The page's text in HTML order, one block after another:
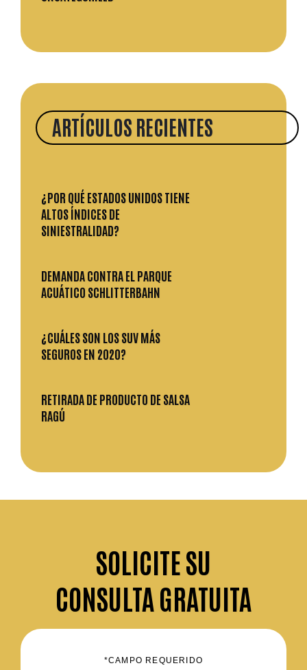
ARTÍCULOS RECIENTES
¿POR QUÉ ESTADOS UNIDOS TIENE
ALTOS ÍNDICES DE
SINIESTRALIDAD?
DEMANDA CONTRA EL PARQUE
ACUÁTICO SCHLITTERBAHN
¿CUÁLES SON LOS SUV MÁS
SEGUROS EN 2020?
RETIRADA DE PRODUCTO DE SALSA
RAGÚ
SOLICITESU
CONSULTA GRATUITA
*CAMPO REQUERIDO